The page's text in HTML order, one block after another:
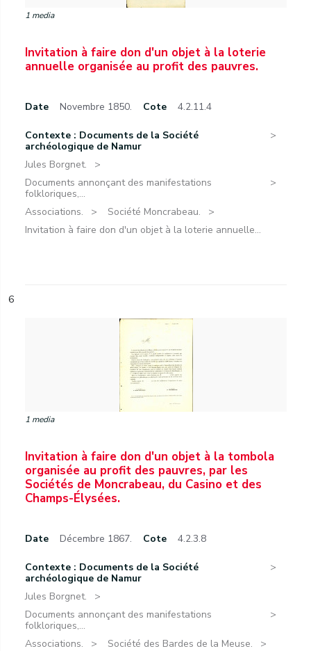
1 media
Invitation à faire don d'un objet à la loterie
annuelle organisée au profit des pauvres.
Date Novembre 1850. Cote 4.2.11.4
Contexte : Documents de la Société
archéologique de Namur
Jules Borgnet.
Documents annonçant des manifestations
folkloriques,...
Associations.
Société Moncrabeau.
Invitation à faire don d'un objet à la loterie annuelle...
6
1 media
Invitation à faire don d'un objet à la tombola
organisée au profit des pauvres, par les
Sociétés de Moncrabeau, du Casino et des
Champs-Élysées.
Date Décembre 1867. Cote 4.2.3.8
Contexte : Documents de la Société
archéologique de Namur
Jules Borgnet.
Documents annonçant des manifestations
folkloriques,...
Associations.
Société des Bardes de la Meuse.